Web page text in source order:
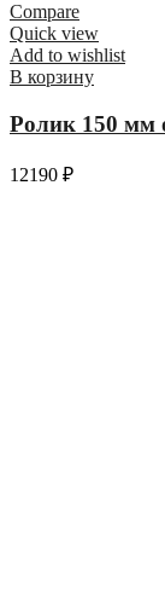
Compare
Quick view
Add to wishlist
В корзину
Ролик 150 мм
12190 ₽